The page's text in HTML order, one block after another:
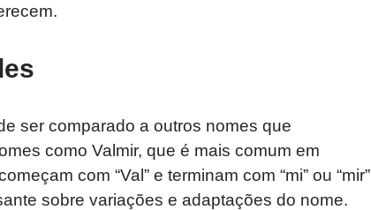
ser comparado a outros nomes que
como Valmir, que é mais comum em
com “Val” e terminam com “mi” ou “mir”
sobre variações e adaptações do nome.